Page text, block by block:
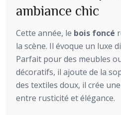
ambiance chic
Cette année, le bois foncé
la scène. Il évoque un luxe
Parfait pour des meubles
décoratifs, il ajoute de la
des textiles doux, il crée
entre rusticité et élégance.